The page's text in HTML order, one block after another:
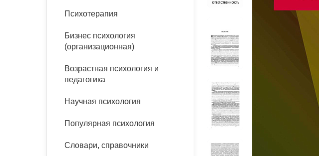
Расстройства пищевого
Тревожные расстройства,
Песочная терапия
Психодрама
Сказкотерапия
Другие направления
психотерапии
Классический, эриксоновский
Психология труда и
Психофизиология
Социальная психология
Социальная и
Учебная литература
Классический и юнгианский
Психотерапия
Бизнес психология
(организационная)
Возрастная психология и
педагогика
Научная психология
Популярная психология
Словари, справочники